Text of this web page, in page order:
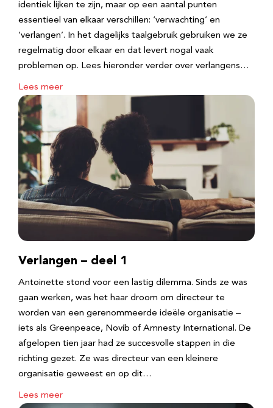
identiek lijken te zijn, maar op een aantal punten
essentieel van elkaar verschillen: ‘verwachting’ en
‘verlangen’. In het dagelijks taalgebruik gebruiken we ze
regelmatig door elkaar en dat levert nogal vaak
problemen op. Lees hieronder verder over verlangens…
Lees meer
Verlangen – deel 1
Antoinette stond voor een lastig dilemma. Sinds ze was
gaan werken, was het haar droom om directeur te
worden van een gerenommeerde ideële organisatie –
iets als Greenpeace, Novib of Amnesty International. De
afgelopen tien jaar had ze succesvolle stappen in die
richting gezet. Ze was directeur van een kleinere
organisatie geweest en op dit…
Lees meer